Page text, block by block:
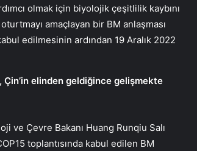
olmak için biyolojik çeşitlilik kaybını
amaçlayan bir BM anlaşması
edilmesinin ardından 19 Aralık 2022
Çin’in elinden geldiğince gelişmekte
ve Çevre Bakanı Huang Runqiu Salı
toplantısında kabul edilen BM